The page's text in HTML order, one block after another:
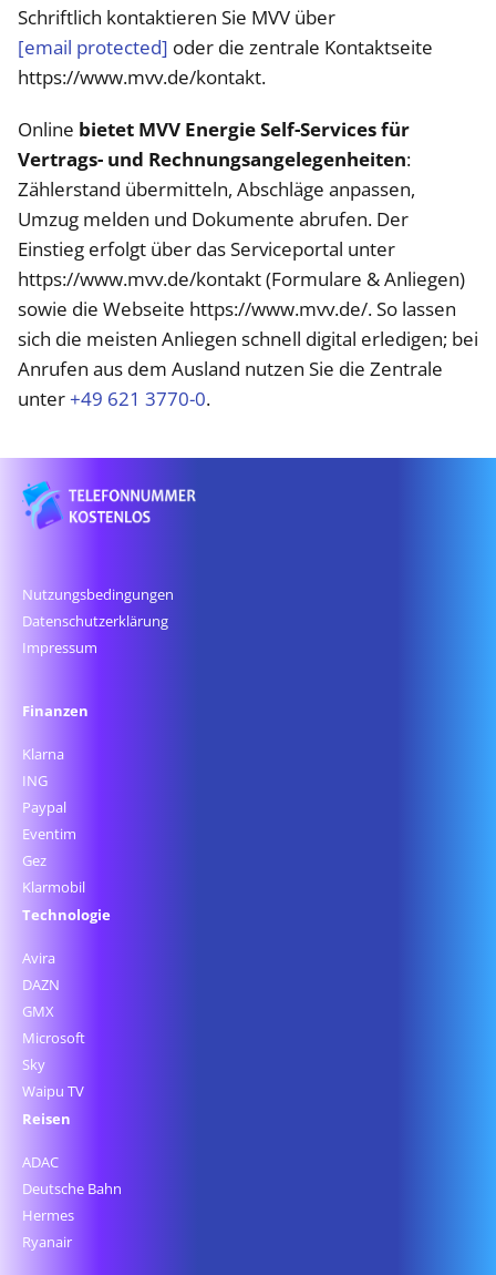
Schriftlich kontaktieren Sie MVV über
[email protected] oder die zentrale Kontaktseite
https://www.mvv.de/kontakt.
Online bietet MVV Energie Self-Services für
Vertrags- und Rechnungsangelegenheiten:
Zählerstand übermitteln, Abschläge anpassen,
Umzug melden und Dokumente abrufen. Der
Einstieg erfolgt über das Serviceportal unter
https://www.mvv.de/kontakt (Formulare & Anliegen)
sowie die Webseite https://www.mvv.de/. So lassen
sich die meisten Anliegen schnell digital erledigen; bei
Anrufen aus dem Ausland nutzen Sie die Zentrale
unter+49 621 3770-0.
Nutzungsbedingungen
Datenschutz­erklärung
Impressum
Finanzen
Klarna
ING
Paypal
Eventim
Gez
Klarmobil
Technologie
Avira
DAZN
GMX
Microsoft
Sky
Waipu TV
Reisen
ADAC
Deutsche Bahn
Hermes
Ryanair